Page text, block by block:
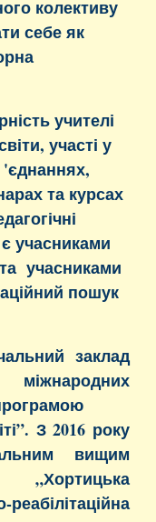
колективу
себе як
учителі
участі у
та курсах
учасниками
учасниками
пошук
заклад
програмою
З 2016 року
вищим
„Хортицька